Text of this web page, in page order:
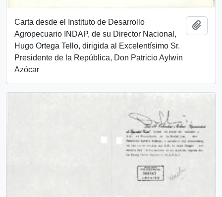
Carta desde el Instituto de Desarrollo
Agropecuario INDAP, de su Director Nacional,
Hugo Ortega Tello, dirigida al Excelentísimo Sr.
Presidente de la República, Don Patricio Aylwin
Azócar